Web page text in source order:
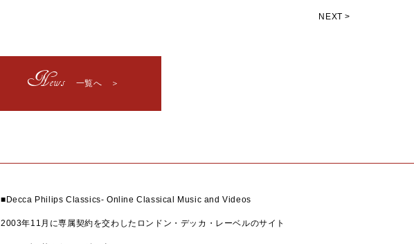
NEXT >
News 一覧へ ＞
■ Decca Philips Classics- Online Classical Music and Videos
2003年11月に専属契約を交わしたロンドン・デッカ・レーベルのサイト